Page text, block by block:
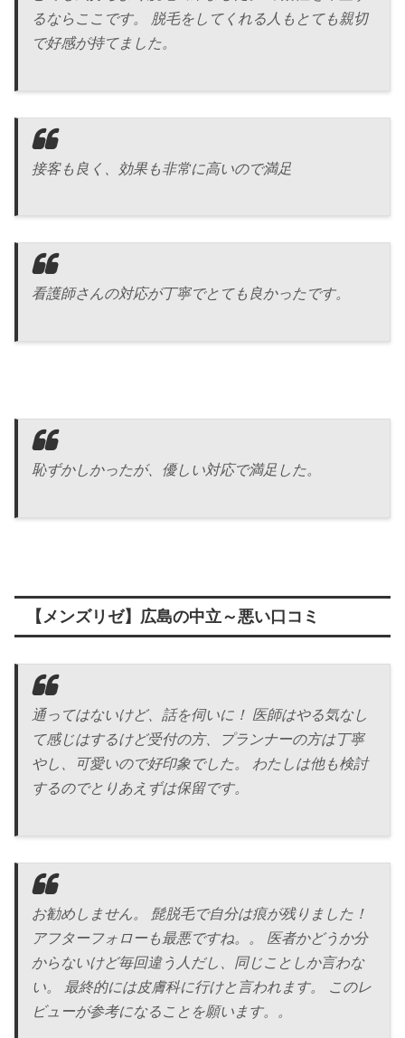
るならここです。 脱毛をしてくれる人もとても親切
で好感が持てました。
接客も良く、効果も非常に高いので満足
看護師さんの対応が丁寧でとても良かったです。
恥ずかしかったが、優しい対応で満足した。
【メンズリゼ】広島の中立～悪い口コミ
通ってはないけど、話を伺いに！ 医師はやる気なし
て感じはするけど受付の方、プランナーの方は丁寧
やし、可愛いので好印象でした。 わたしは他も検討
するのでとりあえずは保留です。
お勧めしません。 髭脱毛で自分は痕が残りました！
アフターフォローも最悪ですね。。 医者かどうか分
からないけど毎回違う人だし、同じことしか言わな
い。 最終的には皮膚科に行けと言われます。 このレ
ビューが参考になることを願います。。